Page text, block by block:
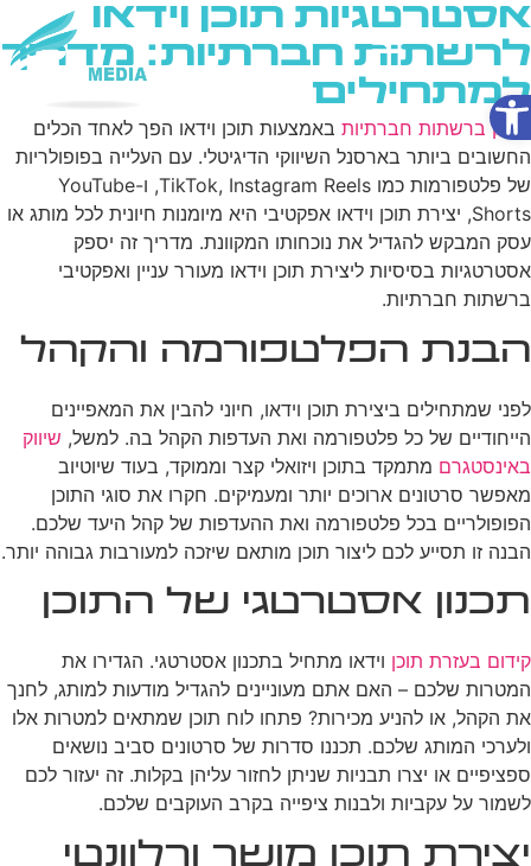
פתח סרגל נגישות
אסטרטגיות תוכן וידאו
לרשתות חברתיות: מדריך
למתחילים
שיווק ברשתות חברתיות באמצעות תוכן וידאו הפך לאחד הכלים
החשובים ביותר בארסנל השיווקי הדיגיטלי. עם העלייה בפופולריות
של פלטפורמות כמו TikTok, Instagram Reels, ו-YouTube
Shorts, יצירת תוכן וידאו אפקטיבי היא מיומנות חיונית לכל מותג או
עסק המבקש להגדיל את נוכחותו המקוונת. מדריך זה יספק
אסטרטגיות בסיסיות ליצירת תוכן וידאו מעורר עניין ואפקטיבי
ברשתות חברתיות.
הבנת הפלטפורמה והקהל
לפני שמתחילים ביצירת תוכן וידאו, חיוני להבין את המאפיינים
הייחודיים של כל פלטפורמה ואת העדפות הקהל בה. למשל, שיווק
באינסטגרם מתמקד בתוכן ויזואלי קצר וממוקד, בעוד שיוטיוב
מאפשר סרטונים ארוכים יותר ומעמיקים. חקרו את סוגי התוכן
הפופולריים בכל פלטפורמה ואת ההעדפות של קהל היעד שלכם.
הבנה זו תסייע לכם ליצור תוכן מותאם שיזכה למעורבות גבוהה יותר.
תכנון אסטרטגי של התוכן
קידום בעזרת תוכן וידאו מתחיל בתכנון אסטרטגי. הגדירו את
המטרות שלכם – האם אתם מעוניינים להגדיל מודעות למותג, לחנך
את הקהל, או להניע מכירות? פתחו לוח תוכן שמתאים למטרות אלו
ולערכי המותג שלכם. תכננו סדרות של סרטונים סביב נושאים
ספציפיים או יצרו תבניות שניתן לחזור עליהן בקלות. זה יעזור לכם
לשמור על עקביות ולבנות ציפייה בקרב העוקבים שלכם.
יצירת תוכן מושך ורלוונטי